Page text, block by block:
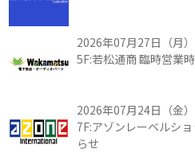
2026年07月27日（月）
5F:若松通商 臨時営業
2026年07月24日（金）
7F:アゾンレーベルシ
らせ